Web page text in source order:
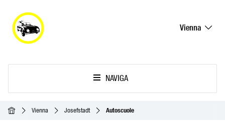
Vienna
NAVIGA
Home Vienna Josefstadt Autoscuole